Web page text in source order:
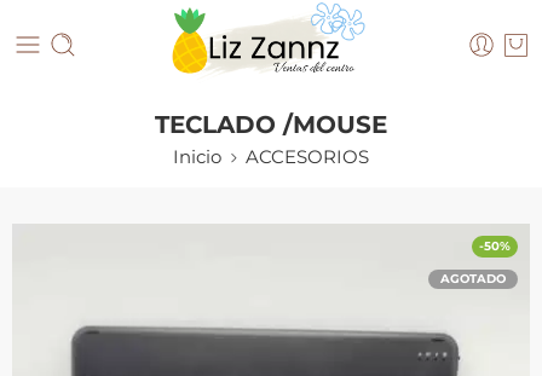
TECLADO /MOUSE
Inicio ACCESORIOS
-50%
AGOTADO